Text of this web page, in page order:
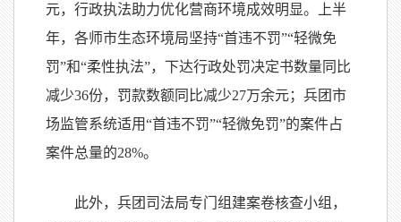
元，行政执法助力优化营商环境成效明显。上半
年，各师市生态环境局坚持“首违不罚”“轻微免
罚”和“柔性执法”，下达行政处罚决定书数量同比
减少36份，罚款数额同比减少27万余元；兵团市
场监管系统适用“首违不罚”“轻微免罚”的案件占
案件总量的28%。
此外，兵团司法局专门组建案卷核查小组，